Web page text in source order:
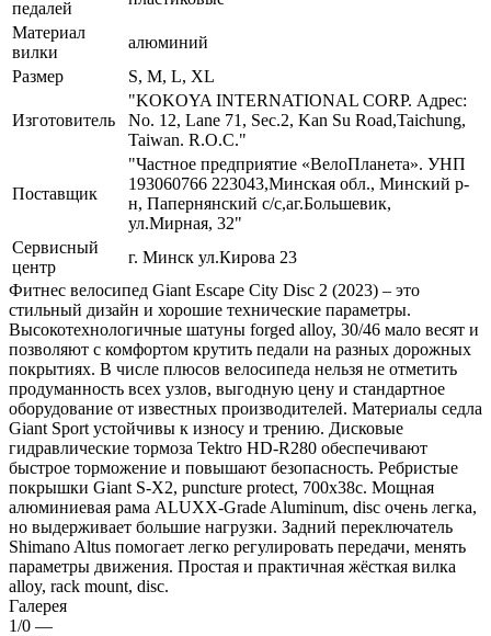
педалей
Материал
вилки
алюминий
Размер
S, M, L, XL
Изготовитель
"KOKOYA INTERNATIONAL CORP. Адрес:
No. 12, Lane 71, Sec.2, Kan Su Road,Taichung,
Taiwan. R.O.C."
Поставщик
"Частное предприятие «ВелоПланета». УНП
193060766 223043,Минская обл., Минский р-
н, Папернянский с/с,аг.Большевик,
ул.Мирная, 32"
Сервисный
центр
г. Минск ул.Кирова 23
Фитнес велосипед Giant Escape City Disc 2 (2023) – это
стильный дизайн и хорошие технические параметры.
Высокотехнологичные шатуны forged alloy, 30/46 мало весят и
позволяют с комфортом крутить педали на разных дорожных
покрытиях. В числе плюсов велосипеда нельзя не отметить
продуманность всех узлов, выгодную цену и стандартное
оборудование от известных производителей. Материалы седла
Giant Sport устойчивы к износу и трению. Дисковые
гидравлические тормоза Tektro HD-R280 обеспечивают
быстрое торможение и повышают безопасность. Ребристые
покрышки Giant S-X2, puncture protect, 700x38c. Мощная
алюминиевая рама ALUXX-Grade Aluminum, disc очень легка,
но выдерживает большие нагрузки. Задний переключатель
Shimano Altus помогает легко регулировать передачи, менять
параметры движения. Простая и практичная жёсткая вилка
alloy, rack mount, disc.
Галерея
1/0 —